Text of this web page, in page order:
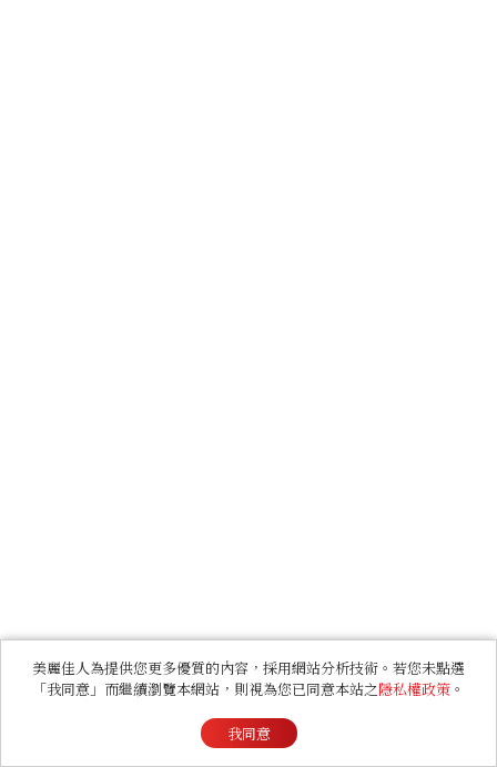
美麗佳人為提供您更多優質的內容，採用網站分析技術。若您未點選
「我同意」而繼續瀏覽本網站，則視為您已同意本站之隱私權政策 。
我同意